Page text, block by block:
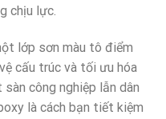
chịu lực.
lớp sơn màu tô điểm
cấu trúc và tối ưu hóa
công nghiệp lẫn dân
là cách bạn tiết kiệm